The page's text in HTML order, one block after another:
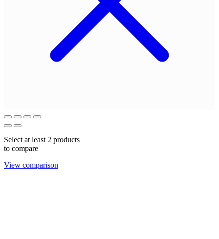
Select at least 2 products
to compare
View comparison